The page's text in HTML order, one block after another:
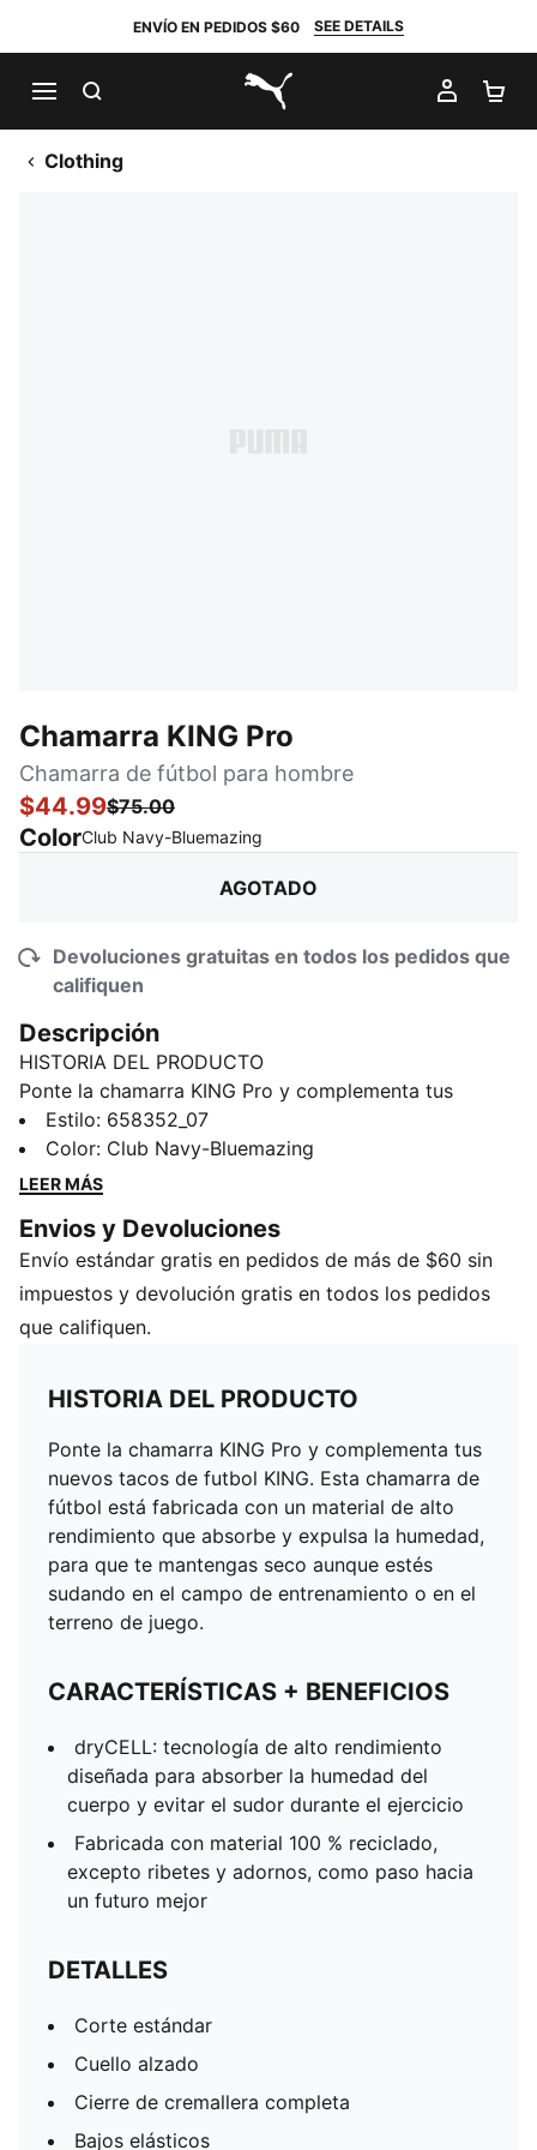
ENVÍO EN PEDIDOS $60 SEE DETAILS
PUMA.com
MI
Clothing
Chamarra KING Pro
Chamarra de fútbol para hombre
$44.99$75.00
ColorClub Navy-Bluemazing
AGOTADO
Devoluciones gratuitas en todos los pedidos que
califiquen
Descripción
HISTORIA DEL PRODUCTO
Ponte la chamarra KING Pro y complementa tus
nuevos tacos de futbol KING. Esta chamarra de fútbol
está fabricada con un material de alto rendimiento
que absorbe y expulsa la humedad, para que te
de entrenamiento o en el terreno de juego.
CARACTERÍSTICAS + BENEFICIOS
dryCELL: tecnología de alto rendimiento diseñada
para absorber la humedad del cuerpo y evitar el sudor
ribetes y adornos, como paso hacia un futuro mejor
DETALLES
Corte estándar
Cuello alzado
Cierre de cremallera completa
Bajos elásticos
Bolsillos abiertos forrados
Logotipo PUMA Cat y logotipo KING impresos en
goma
los paneles de las mangas y los laterales
Estilo: 658352_07
Color: Club Navy-Bluemazing
LEER MÁS
Envios y Devoluciones
Envío estándar gratis en pedidos de más de $60 sin
impuestos y devolución gratis en todos los pedidos
que califiquen.
HISTORIA DEL PRODUCTO
Ponte la chamarra KING Pro y complementa tus
nuevos tacos de futbol KING. Esta chamarra de
fútbol está fabricada con un material de alto
rendimiento que absorbe y expulsa la humedad,
para que te mantengas seco aunque estés
sudando en el campo de entrenamiento o en el
terreno de juego.
CARACTERÍSTICAS + BENEFICIOS
dryCELL: tecnología de alto rendimiento
diseñada para absorber la humedad del
cuerpo y evitar el sudor durante el ejercicio
Fabricada con material 100 % reciclado,
excepto ribetes y adornos, como paso hacia
un futuro mejor
DETALLES
Corte estándar
Cuello alzado
Cierre de cremallera completa
Bajos elásticos